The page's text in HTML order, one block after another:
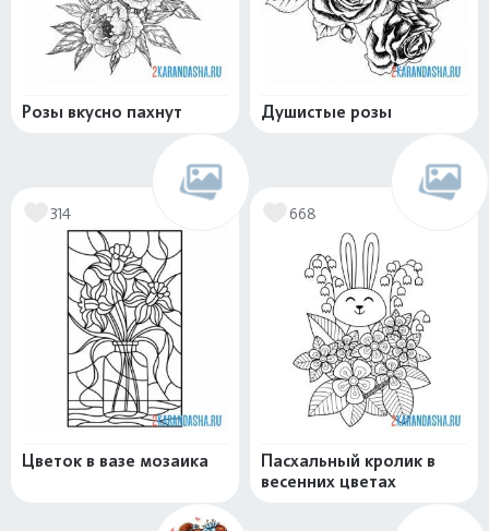
Розы вкусно пахнут Душистые розы
314
Цветок в вазе мозаика
668
Пасхальный кролик в
весенних цветах